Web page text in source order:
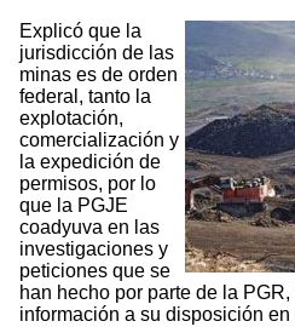
Explicó que la
jurisdicción de las
minas es de orden
federal, tanto la
explotación,
comercialización y
la expedición de
permisos, por lo
que la PGJE
coadyuva en las
investigaciones y
peticiones que se
han hecho por parte de la
información a su disposición en